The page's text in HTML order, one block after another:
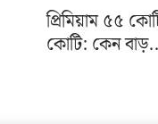
প্রিমিয়াম ৫৫
কোটি: কেন